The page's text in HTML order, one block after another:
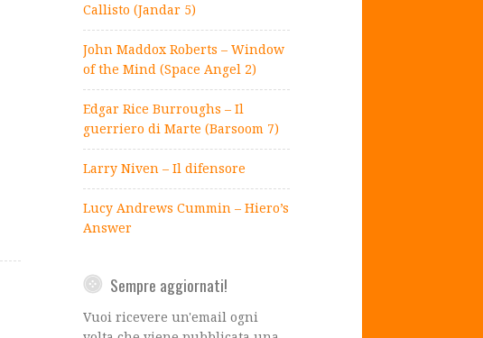
Callisto (Jandar 5)
John Maddox Roberts – Window
of the Mind (Space Angel 2)
Edgar Rice Burroughs – Il
guerriero di Marte (Barsoom 7)
Larry Niven – Il difensore
Lucy Andrews Cummin – Hiero’s
Answer
Sempre aggiornati!
Vuoi ricevere un'email ogni